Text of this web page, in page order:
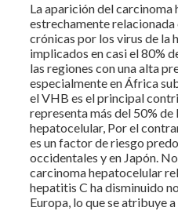
La aparición del carcinoma
estrechamente relacionada
crónicas por los virus de la
implicados en casi el 80%
las regiones con una alta
especialmente en África
el VHB es el principal
representa más del 50%
hepatocelular, Por el
es un factor de riesgo
occidentales y en Japón.
carcinoma hepatocelular
hepatitis C ha disminuido
Europa, lo que se atribuye